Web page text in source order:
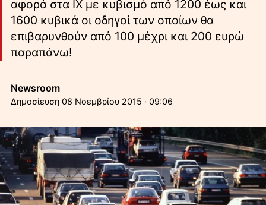
αφορά στα ΙΧ με κυβισμό από 1200 έως και
1600 κυβικά οι οδηγοί των οποίων θα
επιβαρυνθούν από 100 μέχρι και 200 ευρώ
παραπάνω!
Newsroom
08 Νοεμβρίου 2015 · 09:06